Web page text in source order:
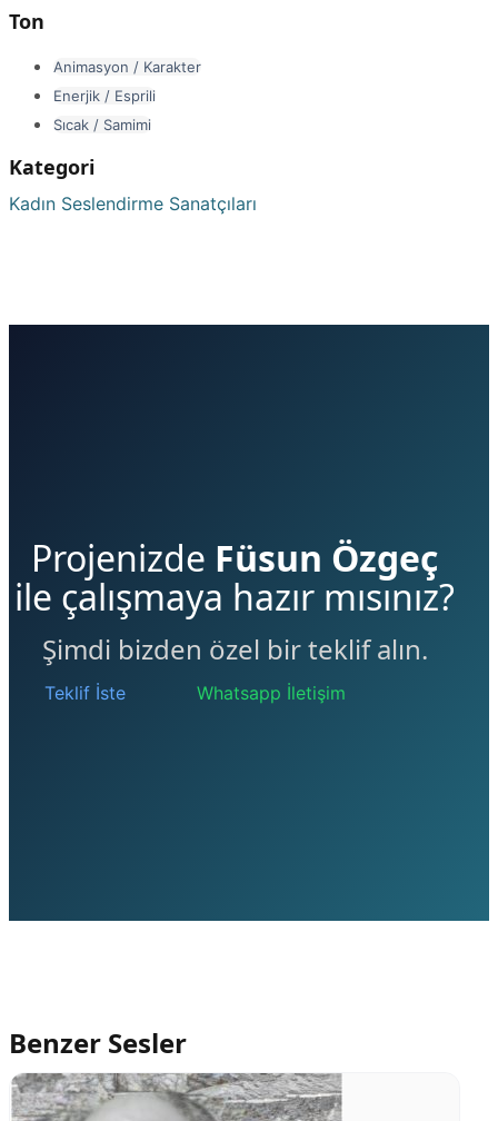
Ton
Animasyon / Karakter
Enerjik / Esprili
Sıcak / Samimi
Kategori
Kadın Seslendirme Sanatçıları
Projenizde Füsun Özgeç
ile çalışmaya hazır mısınız?
Şimdi bizden özel bir teklif alın.
Teklif İste Whatsapp İletişim
Benzer Sesler